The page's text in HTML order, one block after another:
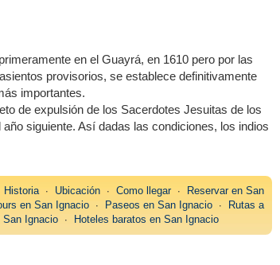
en el Guayrá, en 1610 pero por las
provisorios, se establece definitivamente
importantes.
de expulsión de los Sacerdotes Jesuitas de los
siguiente. Así dadas las condiciones, los indios
Historia∙ Ubicación ∙Como llegar∙
Reservar en San
en San Ignacio∙ Paseos en San Ignacio∙
Rutas a
San Ignacio ∙ Hoteles baratos en San Ignacio